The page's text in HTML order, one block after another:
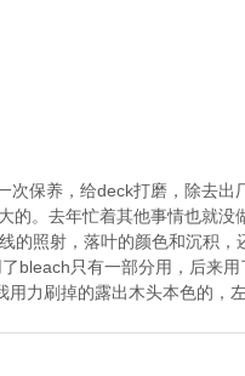
次保养，给deck打磨，除去
的。去年忙着其他事情也就
的照射，落叶的颜色和沉积
bleach只有一部分用，后来
力刷掉的露出木头本色的